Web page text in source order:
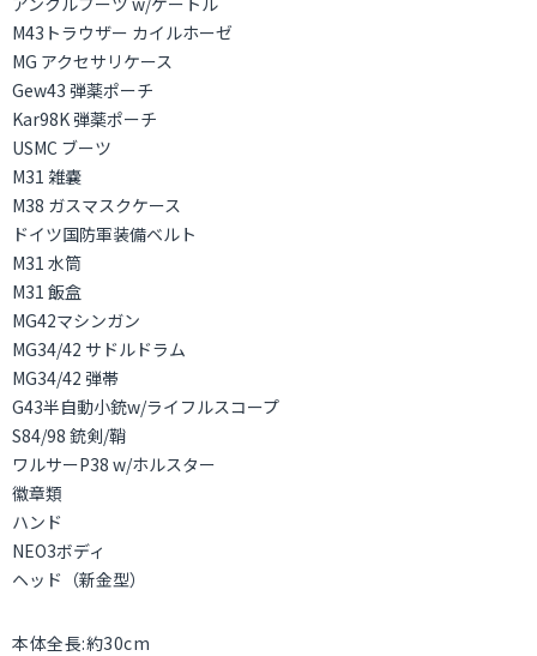
M43トラウザー カイルホーゼ
MG アクセサリケース
Gew43 弾薬ポーチ
Kar98K 弾薬ポーチ
USMC ブーツ
M31 雑嚢
M38 ガスマスクケース
ドイツ国防軍装備ベルト
M31 水筒
M31 飯盒
MG42マシンガン
MG34/42 サドルドラム
MG34/42 弾帯
G43半自動小銃w/ライフルスコープ
S84/98 銃剣/鞘
ワルサーP38 w/ホルスター
徽章類
ハンド
NEO3ボディ
ヘッド（新金型）
本体全長:約30cm